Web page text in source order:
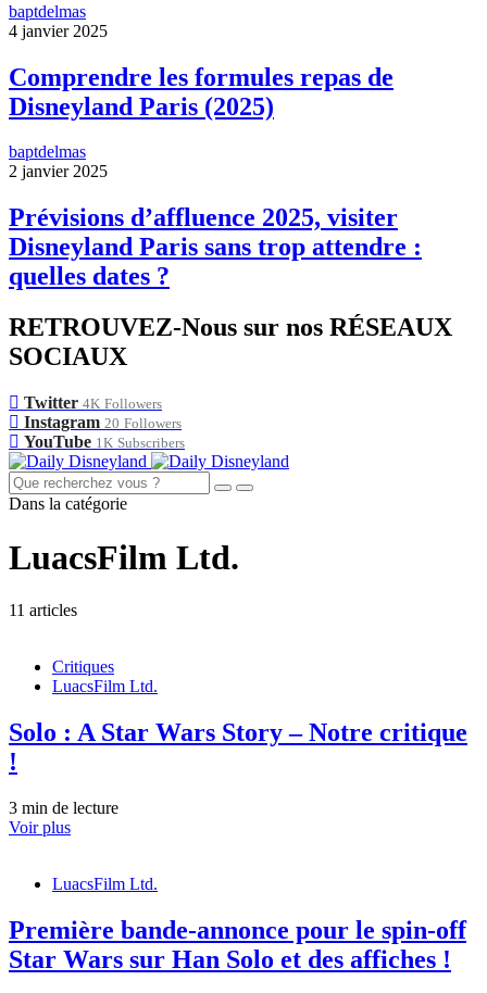
baptdelmas
4 janvier 2025
Comprendre les formules repas de
Disneyland Paris (2025)
baptdelmas
2 janvier 2025
Prévisions d’affluence 2025, visiter
Disneyland Paris sans trop attendre :
quelles dates ?
RETROUVEZ-Nous sur nos RÉSEAUX
SOCIAUX
Twitter 4K Followers
Instagram 20 Followers
YouTube 1K Subscribers
Dans la catégorie
LuacsFilm Ltd.
11 articles
Critiques
LuacsFilm Ltd.
Solo : A Star Wars Story – Notre critique
!
3 min de lecture
Voir plus
LuacsFilm Ltd.
Première bande-annonce pour le spin-off
Star Wars sur Han Solo et des affiches !